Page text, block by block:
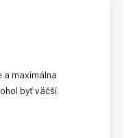
a maximálna
byť väčší.